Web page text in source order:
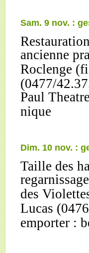
Sam. 9 nov. :
ancienne
Roclenge
(0477/
Paul
nique
Dim. 10 nov. :
Taille des
des
Lucas
emporter :